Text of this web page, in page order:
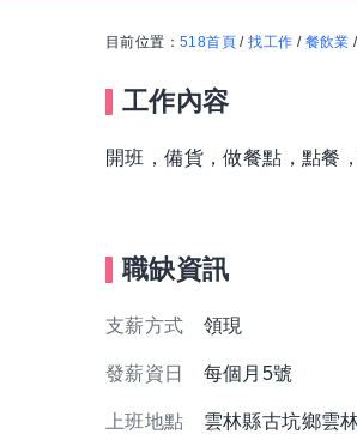
目前位置： 518首頁 /找工作 / 餐飲業 /
工作內容
開班，備貨，做餐點，點餐
職缺資訊
支薪方式 領現
發薪資日 每個月5號
上班地點 雲林縣古坑鄉雲